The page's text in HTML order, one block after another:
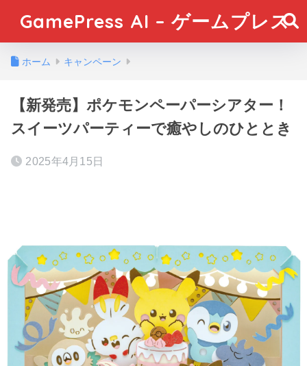
GamePress AI – ゲームプレス
ホーム キャンペーン
【新発売】ポケモンペーパーシアター！
スイーツパーティーで癒やしのひととき
2025年4月15日